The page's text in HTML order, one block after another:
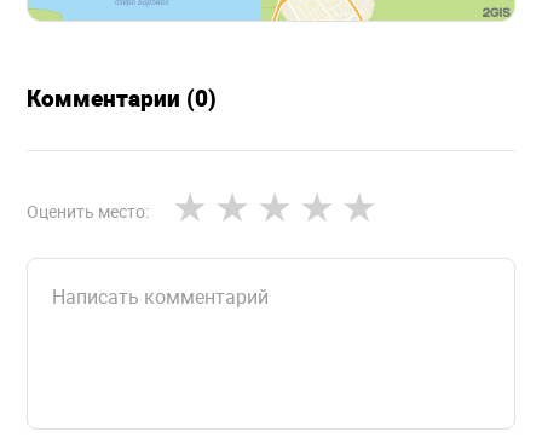
Комментарии (0)
Оценить место: